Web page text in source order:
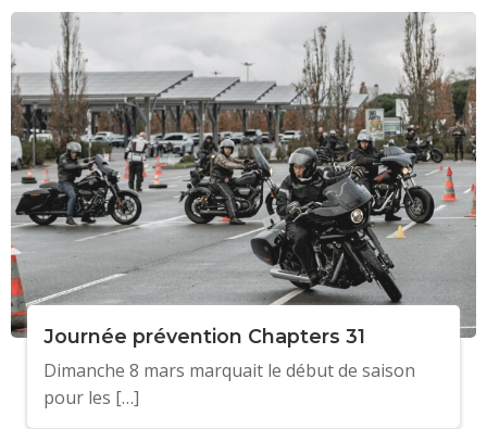
Journée prévention Chapters 31
Dimanche 8 mars marquait le début de saison
pour les […]